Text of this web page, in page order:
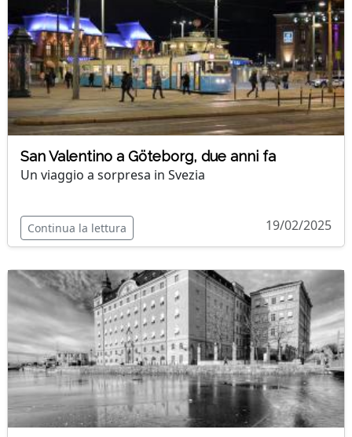
San Valentino a Göteborg, due anni fa
Un viaggio a sorpresa in Svezia
Continua la lettura 19/02/2025